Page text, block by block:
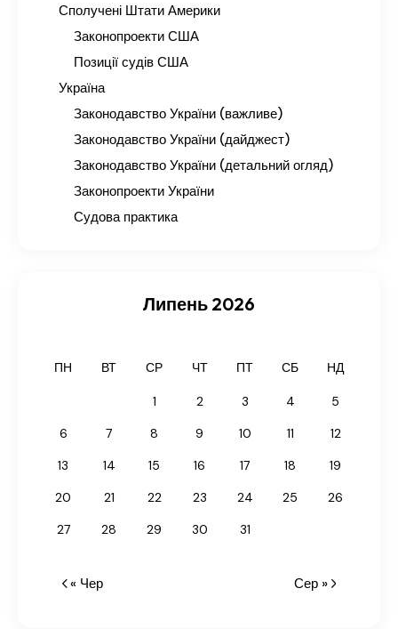
Сполучені Штати Америки
Законопроекти США
Позиції судів США
Україна
Законодавство України (важливе)
Законодавство України (дайджест)
Законодавство України (детальний огляд)
Законопроекти України
Судова практика
Липень 2026
ПН ВТ СР ЧТ ПТ СБ НД
1 2 3 4
5
6
7 8 9 10 11
12
13
14 15 16 17 18
19
20
21 22 23 24 25
26
27
28 29 30 31
« Чер Сер »